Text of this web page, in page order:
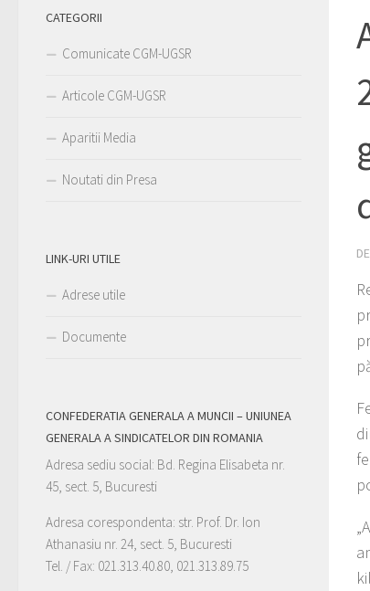
DE
CATEGORII
Comunicate CGM-UGSR
Articole CGM-UGSR
Aparitii Media
Noutati din Presa
LINK-URI UTILE
Adrese utile
Documente
CONFEDERATIA GENERALA A MUNCII – UNIUNEA
GENERALA A SINDICATELOR DIN ROMANIA
Adresa sediu social: Bd. Regina Elisabeta nr.
45, sect. 5, Bucuresti
Adresa corespondenta: str. Prof. Dr. Ion
Athanasiu nr. 24, sect. 5, Bucuresti
Tel. / Fax: 021.313.40.80, 021.313.89.75